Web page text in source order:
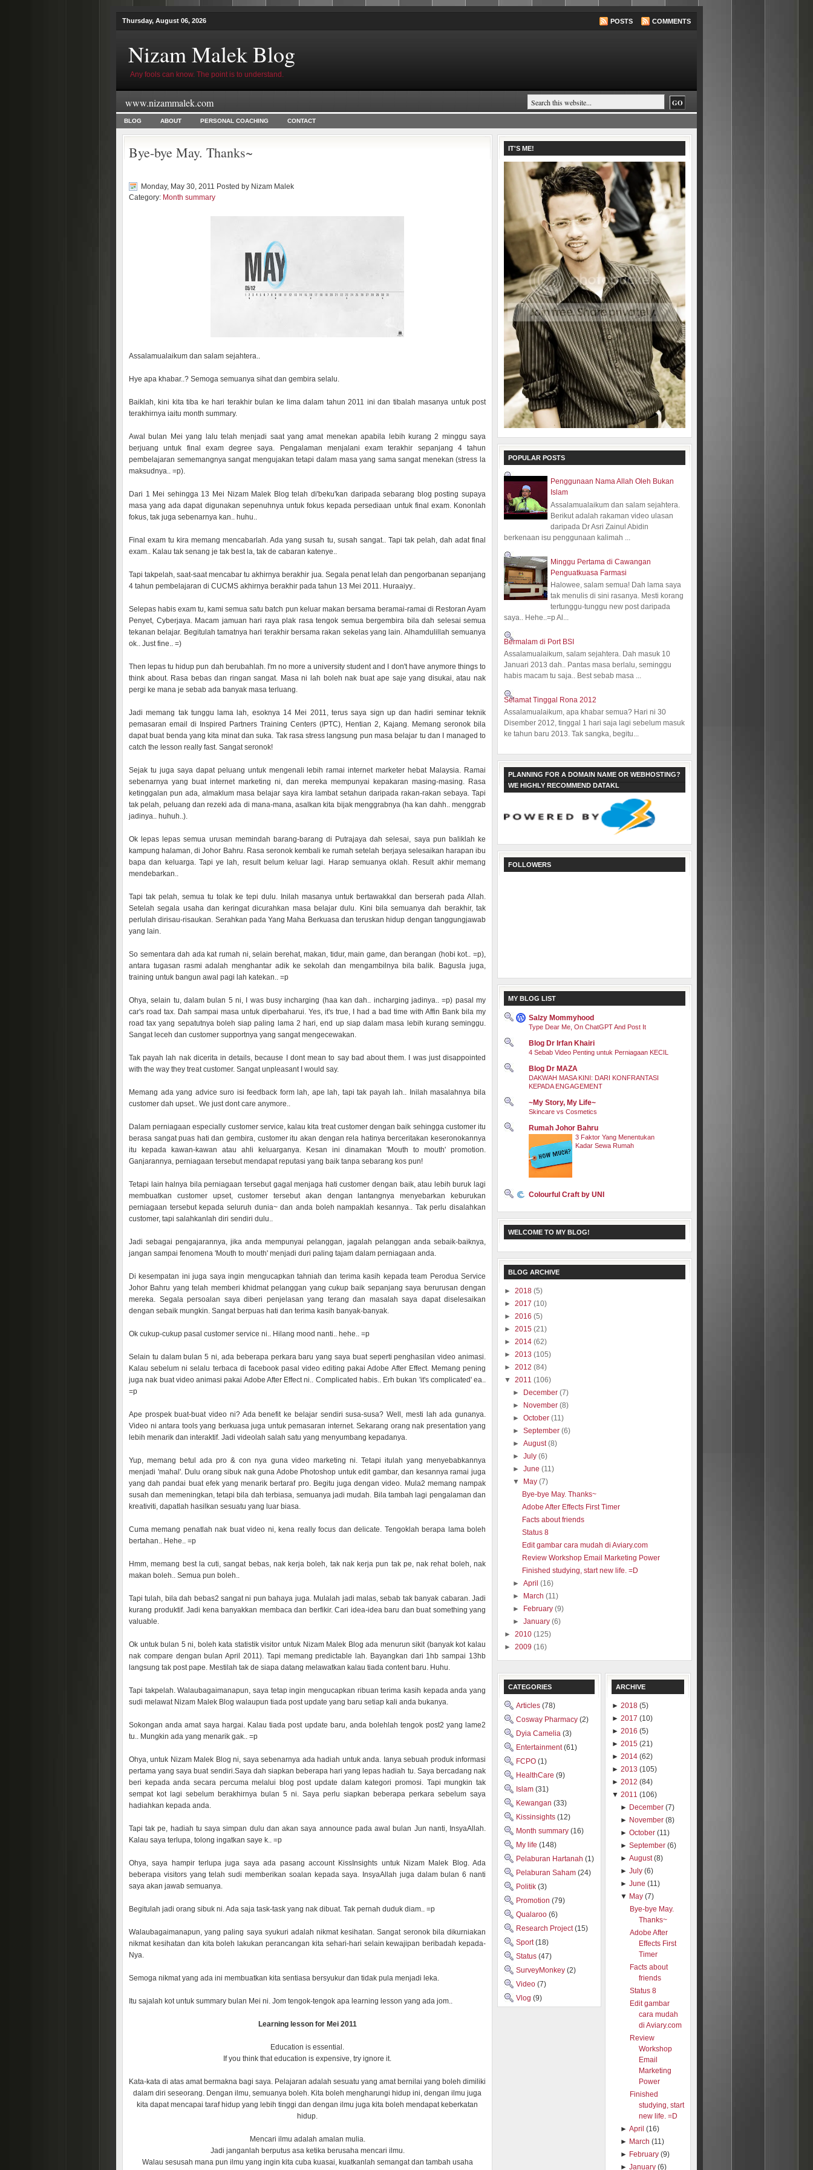
Thursday, August 06, 2026 POSTS COMMENTS
Nizam Malek Blog
Any fools can know. The point is to understand.
www.nizammalek.com
BLOG ABOUT PERSONAL COACHING CONTACT
Bye-bye May. Thanks~
Monday, May 30, 2011 Posted by Nizam Malek
Category: Month summary
Assalamualaikum dan salam sejahtera..
Hye apa khabar..? Semoga semuanya sihat dan gembira selalu.
Baiklah, kini kita tiba ke hari terakhir bulan ke lima dalam tahun 2011 ini dan tibalah masanya untuk post
terakhirnya iaitu month summary.
Awal bulan Mei yang lalu telah menjadi saat yang amat menekan apabila lebih kurang 2 minggu saya
berjuang untuk final exam degree saya. Pengalaman menjalani exam terakhir sepanjang 4 tahun
pembelajaran sememangnya sangat mengujakan tetapi dalam masa yang sama sangat menekan (stress la
maksudnya.. =p).
Dari 1 Mei sehingga 13 Mei Nizam Malek Blog telah di'beku'kan daripada sebarang blog posting supaya
masa yang ada dapat digunakan sepenuhnya untuk fokus kepada persediaan untuk final exam. Kononlah
fokus, tak juga sebenarnya kan.. huhu..
Final exam tu kira memang mencabarlah. Ada yang susah tu, susah sangat.. Tapi tak pelah, dah adat final
exam.. Kalau tak senang je tak best la, tak de cabaran katenye..
Tapi takpelah, saat-saat mencabar tu akhirnya berakhir jua. Segala penat lelah dan pengorbanan sepanjang
4 tahun pembelajaran di CUCMS akhirnya berakhir pada tahun 13 Mei 2011. Huraaiyy..
Selepas habis exam tu, kami semua satu batch pun keluar makan bersama beramai-ramai di Restoran Ayam
Penyet, Cyberjaya. Macam jamuan hari raya plak rasa tengok semua bergembira bila dah selesai semua
tekanan belajar. Begitulah tamatnya hari terakhir bersama rakan sekelas yang lain. Alhamdulillah semuanya
ok.. Just fine.. =)
Then lepas tu hidup pun dah berubahlah. I'm no more a university student and I don't have anymore things to
think about. Rasa bebas dan ringan sangat. Masa ni lah boleh nak buat ape saje yang disukai, atau nak
pergi ke mana je sebab ada banyak masa terluang.
Jadi memang tak tunggu lama lah, esoknya 14 Mei 2011, terus saya sign up dan hadiri seminar teknik
pemasaran email di Inspired Partners Training Centers (IPTC), Hentian 2, Kajang. Memang seronok bila
dapat buat benda yang kita minat dan suka. Tak rasa stress langsung pun masa belajar tu dan I managed to
catch the lesson really fast. Sangat seronok!
Sejak tu juga saya dapat peluang untuk mengenali lebih ramai internet marketer hebat Malaysia. Ramai
sebenarnya yang buat internet marketing ni, dan mereka mempunyai kepakaran masing-masing. Rasa
ketinggalan pun ada, almaklum masa belajar saya kira lambat setahun daripada rakan-rakan sebaya. Tapi
tak pelah, peluang dan rezeki ada di mana-mana, asalkan kita bijak menggrabnya (ha kan dahh.. menggrab
jadinya.. huhuh..).
Ok lepas lepas semua urusan memindah barang-barang di Putrajaya dah selesai, saya pun baliklah ke
kampung halaman, di Johor Bahru. Rasa seronok kembali ke rumah setelah berjaya selesaikan harapan ibu
bapa dan keluarga. Tapi ye lah, result belum keluar lagi. Harap semuanya oklah. Result akhir memang
mendebarkan..
Tapi tak pelah, semua tu tolak ke tepi dulu. Inilah masanya untuk bertawakkal dan berserah pada Allah.
Setelah segala usaha dan keringat dicurahkan masa belajar dulu. Kini bila semuanya dah berakhir, tak
perlulah dirisau-risaukan. Serahkan pada Yang Maha Berkuasa dan teruskan hidup dengan tanggungjawab
yang lain.
So sementara dah ada kat rumah ni, selain berehat, makan, tidur, main game, dan berangan (hobi kot.. =p),
antara tugasan rasmi adalah menghantar adik ke sekolah dan mengambilnya bila balik. Bagusla juga,
training untuk bangun awal pagi lah katekan.. =p
Ohya, selain tu, dalam bulan 5 ni, I was busy incharging (haa kan dah.. incharging jadinya.. =p) pasal my
car's road tax. Dah sampai masa untuk diperbaharui. Yes, it's true, I had a bad time with Affin Bank bila my
road tax yang sepatutnya boleh siap paling lama 2 hari, end up siap dalam masa lebih kurang seminggu.
Sangat leceh dan customer supportnya yang sangat mengecewakan.
Tak payah lah nak dicerita in details, because I dont mean to say bad about them. I was just disappointed
with the way they treat customer. Sangat unpleasant I would say.
Memang ada yang advice suro isi feedback form lah, ape lah, tapi tak payah lah.. Inilah masalahnya bila
customer dah upset.. We just dont care anymore..
Dalam perniagaan especially customer service, kalau kita treat customer dengan baik sehingga customer itu
berasa sangat puas hati dan gembira, customer itu akan dengan rela hatinya berceritakan keseronokannya
itu kepada kawan-kawan atau ahli keluarganya. Kesan ini dinamakan 'Mouth to mouth' promotion.
Ganjarannya, perniagaan tersebut mendapat reputasi yang baik tanpa sebarang kos pun!
Tetapi lain halnya bila perniagaan tersebut gagal menjaga hati customer dengan baik, atau lebih buruk lagi
membuatkan customer upset, customer tersebut akan dengan lantangnya menyebarkan keburukan
perniagaan tersebut kepada seluruh dunia~ dan anda boleh nampaklah kesannya.. Tak perlu disalahkan
customer, tapi salahkanlah diri sendiri dulu..
Jadi sebagai pengajarannya, jika anda mempunyai pelanggan, jagalah pelanggan anda sebaik-baiknya,
jangan sampai fenomena 'Mouth to mouth' menjadi duri paling tajam dalam perniagaan anda.
Di kesempatan ini juga saya ingin mengucapkan tahniah dan terima kasih kepada team Perodua Service
Johor Bahru yang telah memberi khidmat pelanggan yang cukup baik sepanjang saya berurusan dengan
mereka. Segala persoalan saya diberi penjelasan yang terang dan masalah saya dapat diselesaikan
dengan sebaik mungkin. Sangat berpuas hati dan terima kasih banyak-banyak.
Ok cukup-cukup pasal customer service ni.. Hilang mood nanti.. hehe.. =p
Selain tu dalam bulan 5 ni, ada beberapa perkara baru yang saya buat seperti penghasilan video animasi.
Kalau sebelum ni selalu terbaca di facebook pasal video editing pakai Adobe After Effect. Memang pening
juga nak buat video animasi pakai Adobe After Effect ni.. Complicated habis.. Erh bukan 'it's complicated' ea..
=p
Ape prospek buat-buat video ni? Ada benefit ke belajar sendiri susa-susa? Well, mesti lah ada gunanya.
Video ni antara tools yang berkuasa juga untuk pemasaran internet. Sekarang orang nak presentation yang
lebih menarik dan interaktif. Jadi videolah salah satu yang menyumbang kepadanya.
Yup, memang betul ada pro & con nya guna video marketing ni. Tetapi itulah yang menyebabkannya
menjadi 'mahal'. Dulu orang sibuk nak guna Adobe Photoshop untuk edit gambar, dan kesannya ramai juga
yang dah pandai buat efek yang menarik bertaraf pro. Begitu juga dengan video. Mula2 memang nampak
susah dan memeningkan, tetapi bila dah terbiasa, semuanya jadi mudah. Bila tambah lagi pengalaman dan
kreativiti, dapatlah hasilkan sesuatu yang luar biasa.
Cuma memang penatlah nak buat video ni, kena really focus dan delicate. Tengoklah berapa lama boleh
bertahan.. Hehe.. =p
Hmm, memang best la cuti, sangat bebas, nak kerja boleh, tak nak kerja pun tak pe, nak rehat boleh, nak
makan boleh.. Semua pun boleh..
Tapi tulah, bila dah bebas2 sangat ni pun bahaya juga. Mulalah jadi malas, sebab tak banyak cabaran. Jadi
kurang produktif. Jadi kena banyakkan membaca dan berfikir. Cari idea-idea baru dan buat something yang
valuable.
Ok untuk bulan 5 ni, boleh kata statistik visitor untuk Nizam Malek Blog ada menurun sikit (banyak kot kalau
nak compare dengan bulan April 2011). Tapi memang predictable lah. Bayangkan dari 1hb sampai 13hb
langsung tak post pape. Mestilah tak de siapa datang melawatkan kalau tiada content baru. Huhu.
Tapi takpelah. Walaubagaimanapun, saya tetap ingin mengucapkan ribuan terima kasih kepada anda yang
sudi melawat Nizam Malek Blog walaupun tiada post update yang baru setiap kali anda bukanya.
Sokongan anda amat saya hargai. Kalau tiada post update baru, anda bolehlah tengok post2 yang lame2
tu.. Mungkin ada yang menarik gak.. =p
Ohya, untuk Nizam Malek Blog ni, saya sebenarnya ada hadiah untuk anda. Ianya sebuah produk informasi
pertama yang saya buat sendiri.Saya dah siapkan beberapa hari yang lepas hadiah tu. Saya bercadang nak
beri kepada anda secara percuma melalui blog post update dalam kategori promosi. Tapi mungkin tak
sempat kot lagi sebelum berakhirnya bulan 5 ni. Saya perlu siapkan beberapa perkara sebelum saya
hadiahkan kepada anda.
Tapi tak pe, hadiah tu saya simpan dulu dan akan saya announce pada awal bulan Jun nanti, InsyaAllah.
Kalau saya terlupa, tolong ingatkan saye k.. =p
Ohya, saya hampir terlupa juga saya ada pasang account KissInsights untuk Nizam Malek Blog. Ada
beberapa visitors yang telah sudi memberikan soalan kepada saya. InsyaAllah juga dalam bulan 6 nanti
saya akan jawab semuanya.
Begitulah jadi orang sibuk ni. Ada saja task-task yang nak dibuat. Tak pernah duduk diam.. =p
Walaubagaimanapun, yang paling saya syukuri adalah nikmat kesihatan. Sangat seronok bila dikurniakan
nikmat kesihatan dan kita boleh lakukan perancangan kita sehari-hari selain kewajipan beribadah kepada-
Nya.
Semoga nikmat yang ada ini membuatkan kita sentiasa bersyukur dan tidak pula menjadi leka.
Itu sajalah kot untuk summary bulan Mei ni. Jom tengok-tengok apa learning lesson yang ada jom..
Learning lesson for Mei 2011
Education is essential.
If you think that education is expensive, try ignore it.
Kata-kata di atas amat bermakna bagi saya. Pelajaran adalah sesuatu yang amat bernilai yang boleh dimiliki
dalam diri seseorang. Dengan ilmu, semuanya boleh. Kita boleh mengharungi hidup ini, dengan ilmu juga
kita dapat mencapai taraf hidup yang lebih tinggi dan dengan ilmu juga kita boleh mendapat keberkatan
hidup.
Mencari ilmu adalah amalan mulia.
Jadi janganlah berputus asa ketika berusaha mencari ilmu.
Walau sesusah mana pun ilmu yang ingin kita cuba kuasai, kuatkanlah semangat dan tambah usaha
IT'S ME!
POPULAR POSTS
Penggunaan Nama Allah Oleh Bukan
Islam
Assalamualaikum dan salam sejahtera.
Berikut adalah rakaman video ulasan
daripada Dr Asri Zainul Abidin
berkenaan isu penggunaan kalimah ...
Minggu Pertama di Cawangan
Penguatkuasa Farmasi
Halowee, salam semua! Dah lama saya
tak menulis di sini rasanya. Mesti korang
tertunggu-tunggu new post daripada
saya.. Hehe..=p Al...
Bermalam di Port BSI
Assalamualaikum, salam sejahtera. Dah masuk 10
Januari 2013 dah.. Pantas masa berlalu, seminggu
habis macam tu saja.. Best sebab masa ...
Selamat Tinggal Rona 2012
Assalamualaikum, apa khabar semua? Hari ni 30
Disember 2012, tinggal 1 hari saja lagi sebelum masuk
ke tahun baru 2013. Tak sangka, begitu...
PLANNING FOR A DOMAIN NAME OR WEBHOSTING?
WE HIGHLY RECOMMEND DATAKL
FOLLOWERS
MY BLOG LIST
Salzy Mommyhood
Type Dear Me, On ChatGPT And Post It
Blog Dr Irfan Khairi
4 Sebab Video Penting untuk Perniagaan KECIL
Blog Dr MAZA
DAKWAH MASA KINI: DARI KONFRANTASI
KEPADA ENGAGEMENT
~My Story, My Life~
Skincare vs Cosmetics
Rumah Johor Bahru
3 Faktor Yang Menentukan
Kadar Sewa Rumah
Colourful Craft by UNI
WELCOME TO MY BLOG!
BLOG ARCHIVE
► 2018 (5)
► 2017 (10)
► 2016 (5)
► 2015 (21)
► 2014 (62)
► 2013 (105)
► 2012 (84)
▼ 2011 (106)
► December(7)
► November(8)
►October(11)
►September(6)
►August(8)
►July(6)
►June(11)
▼ May(7)
Bye-bye May. Thanks~
Adobe After Effects First Timer
Facts about friends
Status 8
Edit gambar cara mudah di Aviary.com
Review Workshop Email Marketing Power
Finished studying, start new life. =D
►April(16)
► March(11)
► February(9)
►January(6)
► 2010 (125)
► 2009 (16)
CATEGORIES
Articles (78)
Cosway Pharmacy (2)
Dyia Camelia (3)
Entertainment(61)
FCPO (1)
HealthCare (9)
Islam (31)
Kewangan (33)
Kissinsights (12)
Month summary (16)
My life (148)
Pelaburan Hartanah (1)
Pelaburan Saham (24)
Politik (3)
Promotion (79)
Qualaroo (6)
Research Project(15)
Sport(18)
Status (47)
SurveyMonkey (2)
Video (7)
Vlog (9)
ARCHIVE
► 2018 (5)
► 2017 (10)
► 2016 (5)
► 2015 (21)
► 2014 (62)
► 2013 (105)
► 2012 (84)
▼ 2011 (106)
► December (7)
► November (8)
►October (11)
►September (6)
►August (8)
►July (6)
►June (11)
▼ May (7)
Bye-bye May.
Thanks~
Adobe After
Effects First
Timer
Facts about
friends
Status 8
Edit gambar
cara mudah
di Aviary.com
Review
Workshop
Email
Marketing
Power
Finished
studying, start
new life. =D
►April (16)
► March (11)
► February (9)
►January (6)